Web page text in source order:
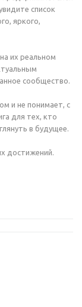
список
яркого,
их реальном
сообщество.
и не понимает, с
для тех, кто
в будущее.
достижений.